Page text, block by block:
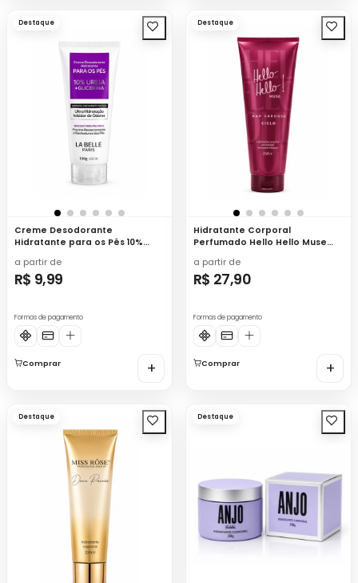
Destaque
Creme Desodorante
Hidratante para os Pés 10%
a partir de
R$ 9,99
Formas de pagamento
Comprar +
Destaque
Hidratante Corporal
Perfumado Hello Hello Muse
a partir de
R$ 27,90
Formas de pagamento
Comprar +
Destaque Destaque